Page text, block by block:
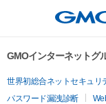
GMOインターネットグ
世界初総合ネットセキュリ
パスワード漏洩診断